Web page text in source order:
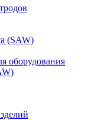
(SAW)
оборудования